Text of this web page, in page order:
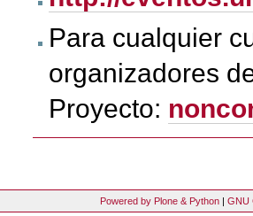
Para cualquier
organizadores
Proyecto:
Powered by Plone & Python | GNU